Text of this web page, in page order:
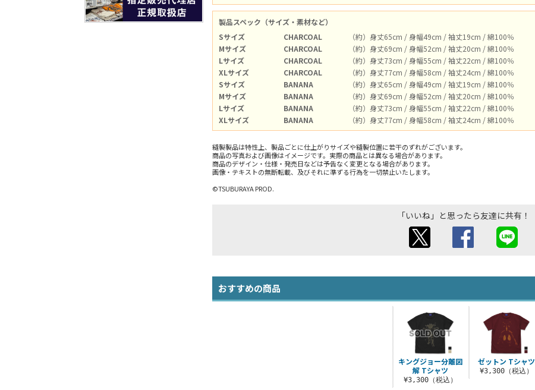
製品スペック（サイズ・素材など）
Sサイズ
CHARCOAL
（約）身丈65cm / 身幅49cm / 袖丈19cm / 綿100％
Mサイズ
CHARCOAL
（約）身丈69cm / 身幅52cm / 袖丈20cm / 綿100％
Lサイズ
CHARCOAL
（約）身丈73cm / 身幅55cm / 袖丈22cm / 綿100％
XLサイズ
CHARCOAL
（約）身丈77cm / 身幅58cm / 袖丈24cm / 綿100％
Sサイズ
BANANA
（約）身丈65cm / 身幅49cm / 袖丈19cm / 綿100％
Mサイズ
BANANA
（約）身丈69cm / 身幅52cm / 袖丈20cm / 綿100％
Lサイズ
BANANA
（約）身丈73cm / 身幅55cm / 袖丈22cm / 綿100％
XLサイズ
BANANA （約）身丈77cm / 身幅58cm / 袖丈24cm / 綿100％
縫製製品は特性上、製品ごとに仕上がりサイズや縫製位置に若干のずれがございます。
商品の写真および画像はイメージです。実際の商品とは異なる場合があります。
商品のデザイン・仕様・発売日などは予告なく変更となる場合があります。
画像・テキストの無断転載、及びそれに準ずる行為を一切禁止いたします。
©TSUBURAYA PROD.
「いいね」と思ったら友達に共有！
おすすめの商品
キングジョー分離図
解 Tシャツ
¥3,300（税込）
ゼットン Tシャツ
¥3,300（税込）